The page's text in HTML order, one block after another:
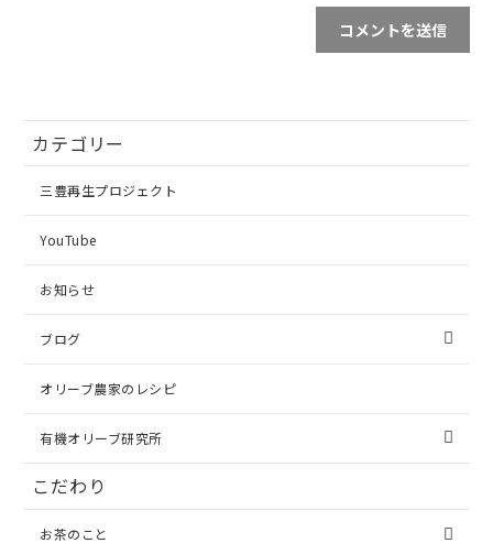
カテゴリー
三豊再生プロジェクト
YouTube
お知らせ
ブログ
オリーブ農家のレシピ
有機オリーブ研究所
こだわり
お茶のこと